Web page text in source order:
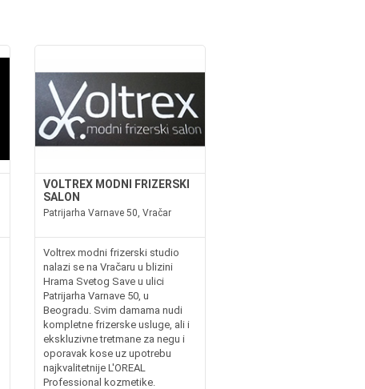
VOLTREX MODNI FRIZERSKI
SALON
Patrijarha Varnave 50, Vračar
Voltrex modni frizerski studio
nalazi se na Vračaru u blizini
Hrama Svetog Save u ulici
Patrijarha Varnave 50, u
Beogradu. Svim damama nudi
kompletne frizerske usluge, ali i
ekskluzivne tretmane za negu i
oporavak kose uz upotrebu
najkvalitetnije L'OREAL
Professional kozmetike.